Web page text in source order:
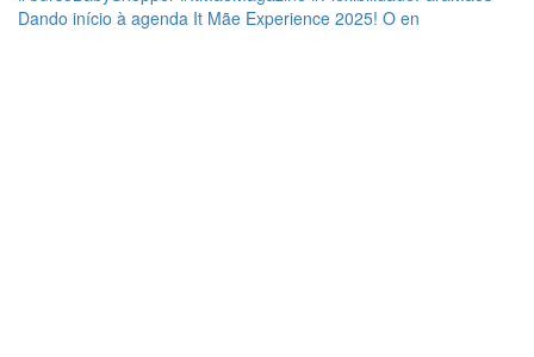
Dando início à agenda It Mãe Experience 2025! O en